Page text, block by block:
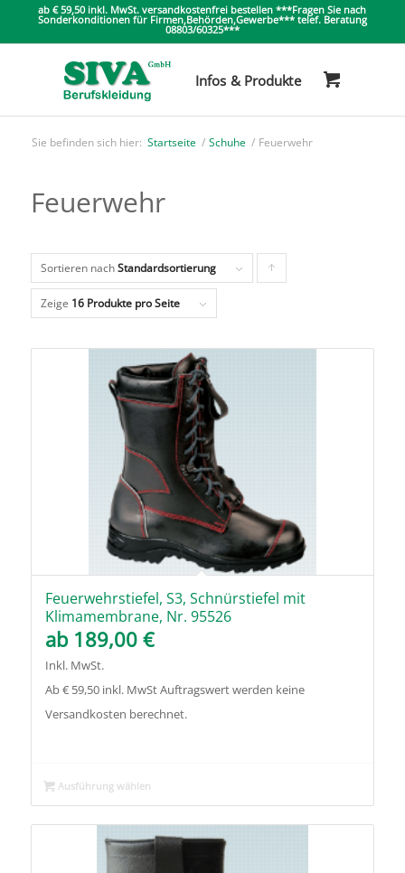
ab € 59,50 inkl. MwSt. versandkostenfrei bestellen ***Fragen Sie nach
Sonderkonditionen für Firmen,Behörden,Gewerbe*** telef. Beratung
08803/60325***
Sie befinden sich hier: Startseite / Schuhe / Feuerwehr
Feuerwehr
Sortieren nachStandardsortierung
die
sortieren
Zeige 16 Produkte pro Seite
Feuerwehrstiefel, S3, Schnürstiefel mit
Klimamembrane, Nr. 95526
ab 189,00 €
Inkl. MwSt.
Ab € 59,50 inkl. MwSt Auftragswert werden keine
Versandkosten berechnet.
Ausführung wählen